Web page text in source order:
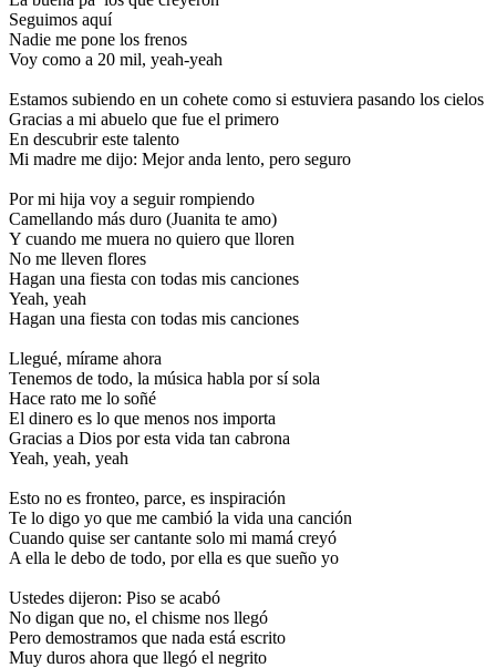
Seguimos aquí
Nadie me pone los frenos
Voy como a 20 mil, yeah-yeah
Estamos subiendo en un cohete como si estuviera pasando los cielos
Gracias a mi abuelo que fue el primero
En descubrir este talento
Mi madre me dijo: Mejor anda lento, pero seguro
Por mi hija voy a seguir rompiendo
Camellando más duro (Juanita te amo)
Y cuando me muera no quiero que lloren
No me lleven flores
Hagan una fiesta con todas mis canciones
Yeah, yeah
Hagan una fiesta con todas mis canciones
Llegué, mírame ahora
Tenemos de todo, la música habla por sí sola
Hace rato me lo soñé
El dinero es lo que menos nos importa
Gracias a Dios por esta vida tan cabrona
Yeah, yeah, yeah
Esto no es fronteo, parce, es inspiración
Te lo digo yo que me cambió la vida una canción
Cuando quise ser cantante solo mi mamá creyó
A ella le debo de todo, por ella es que sueño yo
Ustedes dijeron: Piso se acabó
No digan que no, el chisme nos llegó
Pero demostramos que nada está escrito
Muy duros ahora que llegó el negrito